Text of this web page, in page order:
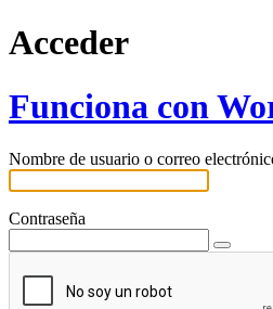
Acceder
Funciona con
Nombre de usuario o correo
Contraseña